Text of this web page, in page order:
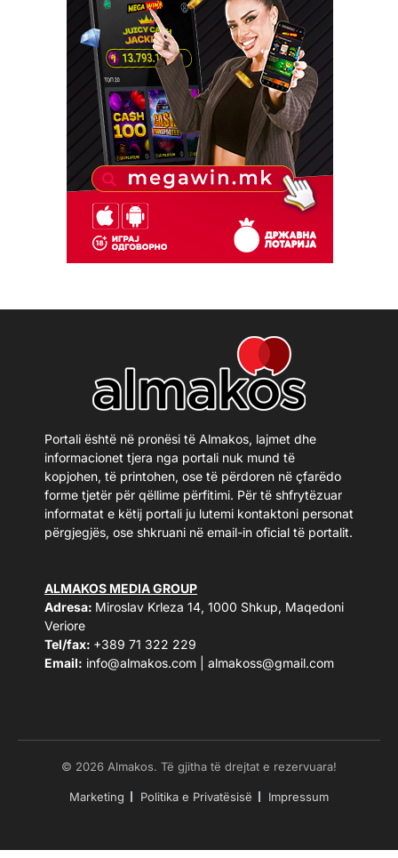
Portali është në pronësi të Almakos, lajmet dhe
informacionet tjera nga portali nuk mund të
kopjohen, të printohen, ose të përdoren në çfarëdo
forme tjetër për qëllime përfitimi. Për të shfrytëzuar
informatat e këtij portali ju lutemi kontaktoni personat
përgjegjës, ose shkruani në email-in oficial të portalit.
ALMAKOS MEDIA GROUP
Adresa: Miroslav Krleza 14, 1000 Shkup, Maqedoni
Veriore
Tel/fax: +389 71 322 229
Email: info@almakos.com almakoss@gmail.com
© 2026 Almakos. Të gjitha të drejtat e rezervuara!
Marketing Politika e Privatësisë Impressum